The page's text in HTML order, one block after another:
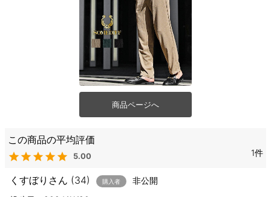
商品ページへ
5.00 1
くすぼり 34 購入者
非公開